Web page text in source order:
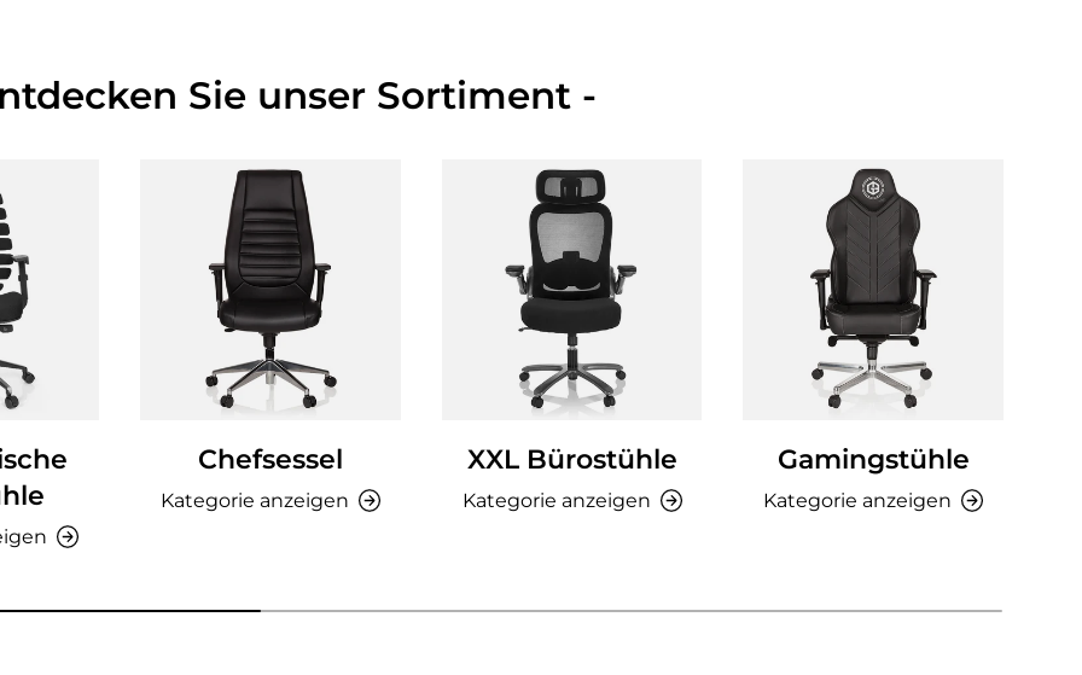
Sie unser Sortiment -
Chefsessel
Kategorie anzeigen
XXL Bürostühle
Kategorie anzeigen
Gamingstühle
Kategorie anzeigen